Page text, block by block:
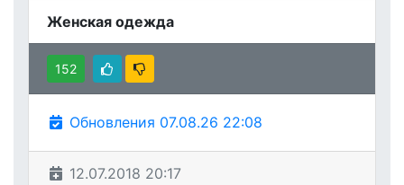
Женская одежда
152
Обновления 07.08.26 22:08
12.07.2018 20:17